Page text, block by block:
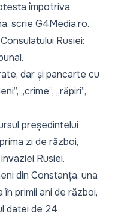
împotriva
scrie G4Media.ro.
Rusiei:
dar și pancarte cu
„crime”, „răpiri”,
președintelui
zi de război,
Rusiei.
din Constanța, una
primii ani de război,
datei de 24